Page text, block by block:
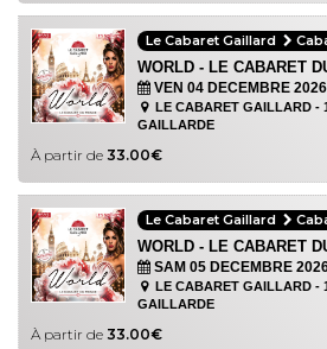
Le Cabaret Gaillard
WORLD - LE CABARET
VEN 04 DECEMBRE 2026
LE CABARET GAILLARD -
GAILLARDE
À partir de 33.00€
Le Cabaret Gaillard
WORLD - LE CABARET
SAM 05 DECEMBRE
LE CABARET GAILLARD -
GAILLARDE
À partir de 33.00€